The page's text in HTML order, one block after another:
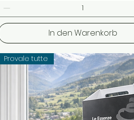
In den Warenkorb
Provale tutte